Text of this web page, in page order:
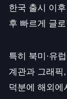
한국 출시 이
후 빠르게 글
특히 북미·유
계관과 그래픽
덕분에 해외에